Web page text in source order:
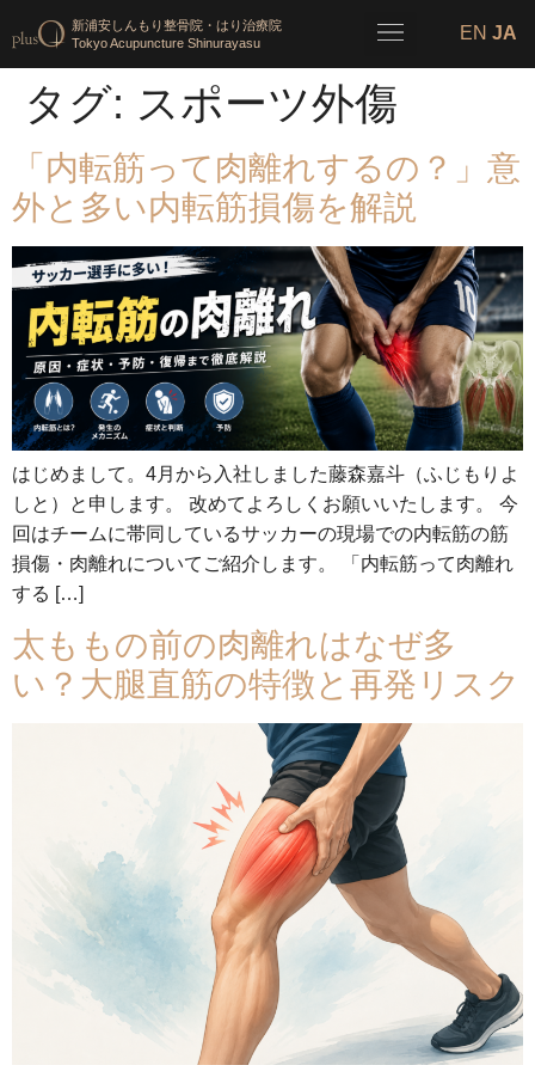
新浦安しんもり整骨院・はり治療院
Tokyo Acupuncture Shinurayasu
タグ: スポーツ外傷
「内転筋って肉離れするの？」意
外と多い内転筋損傷を解説
はじめまして。4月から入社しました藤森嘉斗（ふじもりよ
しと）と申します。 改めてよろしくお願いいたします。 今
回はチームに帯同しているサッカーの現場での内転筋の筋
損傷・肉離れについてご紹介します。 「内転筋って肉離れ
する […]
太ももの前の肉離れはなぜ多
い？大腿直筋の特徴と再発リスク
EN JA